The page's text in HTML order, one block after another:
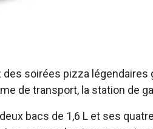
des soirées pizza légendaires
de transport, la station de
bacs de 1,6 L et ses